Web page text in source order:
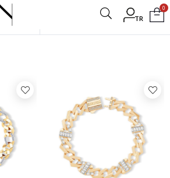
TR
0